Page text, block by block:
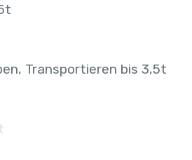
Transportieren bis 3,5t